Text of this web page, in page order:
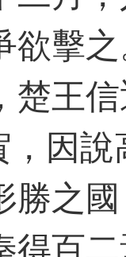
欲擊
楚王
，因說
勝之
得百